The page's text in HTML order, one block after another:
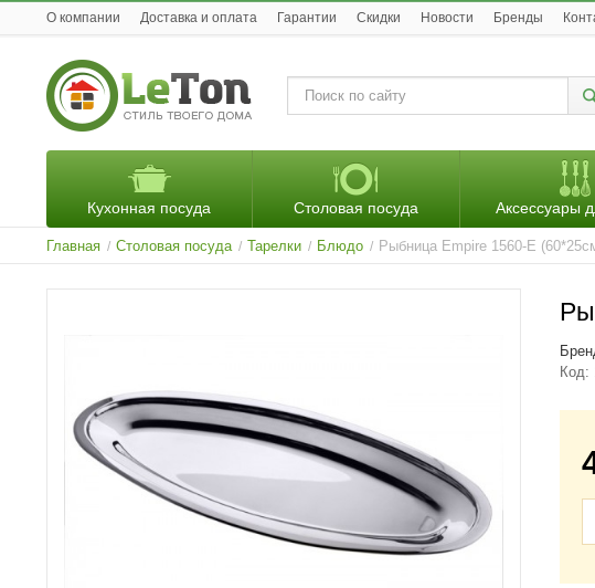
O компании Доставка и оплата Гарантии Скидки Новости Бренды
Кухонная посуда Столовая посуда Аксессуары
Главная / Столовая посуда / Тарелки / Блюдо / Рыбница Empire 1560-E
Код: